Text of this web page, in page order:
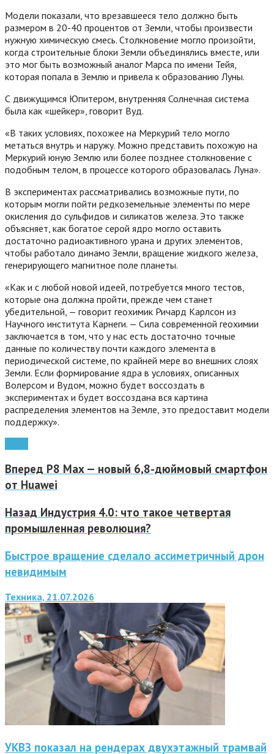
Модели показали, что врезавшееся тело должно быть
размером в 20-40 процентов от Земли, чтобы произвести
нужную химическую смесь. Столкновение могло произойти,
когда строительные блоки Земли объединялись вместе, или
это мог быть возможный аналог Марса по имени Тейя,
которая попала в Землю и привела к образованию Луны.
С движущимся Юпитером, внутренняя Солнечная система
была как «шейкер», говорит Вуд.
«В таких условиях, похожее на Меркурий тело могло
метаться внутрь и наружу. Можно представить похожую на
Меркурий юную Землю или более позднее столкновение с
подобным телом, в процессе которого образовалась Луна».
В экспериментах рассматривались возможные пути, по
которым могли пойти редкоземельные элементы по мере
окисления до сульфидов и силикатов железа. Это также
объясняет, как богатое серой ядро могло оставить
достаточно радиоактивного урана и других элементов,
чтобы работало динамо Земли, вращение жидкого железа,
генерирующего магнитное поле планеты.
«Как и с любой новой идеей, потребуется много тестов,
которые она должна пройти, прежде чем станет
убедительной, — говорит геохимик Ричард Карлсон из
Научного института Карнеги. — Сила современной геохимии
заключается в том, что у нас есть достаточно точные
данные по количеству почти каждого элемента в
периодической системе, по крайней мере во внешних слоях
Земли. Если формирование ядра в условиях, описанных
Волерсом и Вудом, можно будет воссоздать в
экспериментах и будет воссоздана вся картина
распределения элементов на Земле, это предоставит модели
поддержку».
Вперед P8 Max — новый 6,8-дюймовый смартфон
от Huawei
Назад Индустрия 4.0: что такое четвертая
промышленная революция?
Быстрое вращение сделало ассиметричный дрон
невидимым
Техника, 21.07.2026
УКВЗ показал на рендерах двухэтажный трамвай